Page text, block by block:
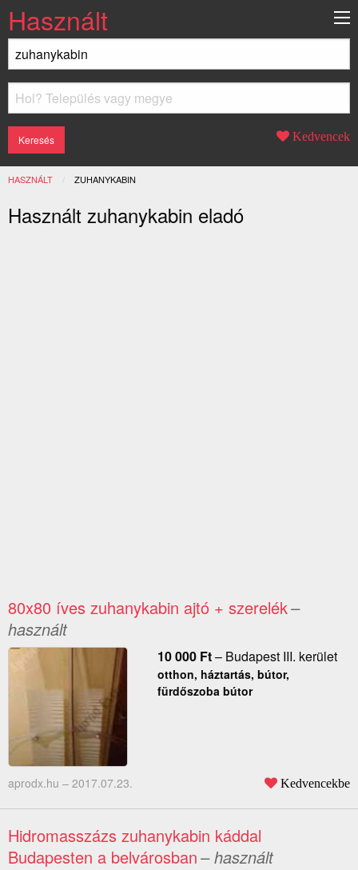
Használt
Kedvencek
HASZNÁLT JELENLEGI:
ZUHANYKABIN
Használt zuhanykabin eladó
80x80 íves zuhanykabin ajtó + szerelék–
használt
10 000 Ft– Budapest III. kerület
otthon, háztartás, bútor,
fürdőszoba bútor
aprodx.hu – 2017.07.23. Kedvencekbe
Hidromasszázs zuhanykabin káddal
Budapesten a belvárosban– használt